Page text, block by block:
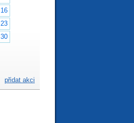
16
23
30
přidat akci